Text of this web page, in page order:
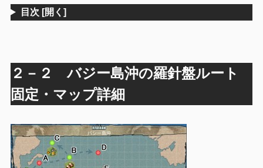
目次 [開く]
２－２ バジー島沖の羅針盤ルート
固定・マップ詳細